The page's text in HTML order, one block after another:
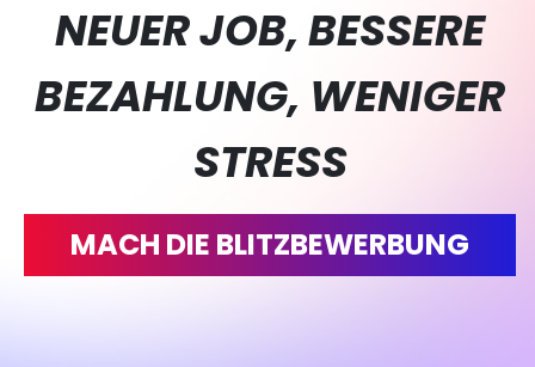
NEUER JOB, BESSERE
BEZAHLUNG, WENIGER
STRESS
MACH DIE BLITZBEWERBUNG